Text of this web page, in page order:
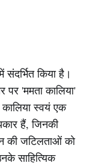
किया है।
'ममता कालिया'
स्वयं एक
हैं, जिनकी
की जटिलताओं को
साहित्यिक